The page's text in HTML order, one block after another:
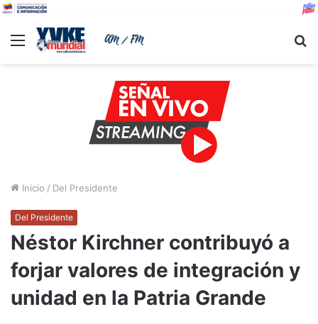
Menu
Inicio / Del Presidente
Del Presidente
Néstor Kirchner contribuyó a
forjar valores de integración y
unidad en la Patria Grande